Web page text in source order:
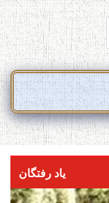
صفحه‌ها
یاد رفتگان